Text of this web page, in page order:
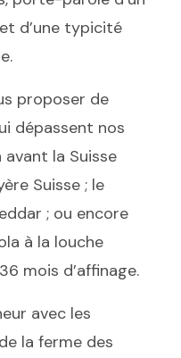
d’une typicité
proposer de
dépassent nos
la Suisse
Suisse ; le
; ou encore
à la louche
mois d’affinage.
avec les
la ferme des